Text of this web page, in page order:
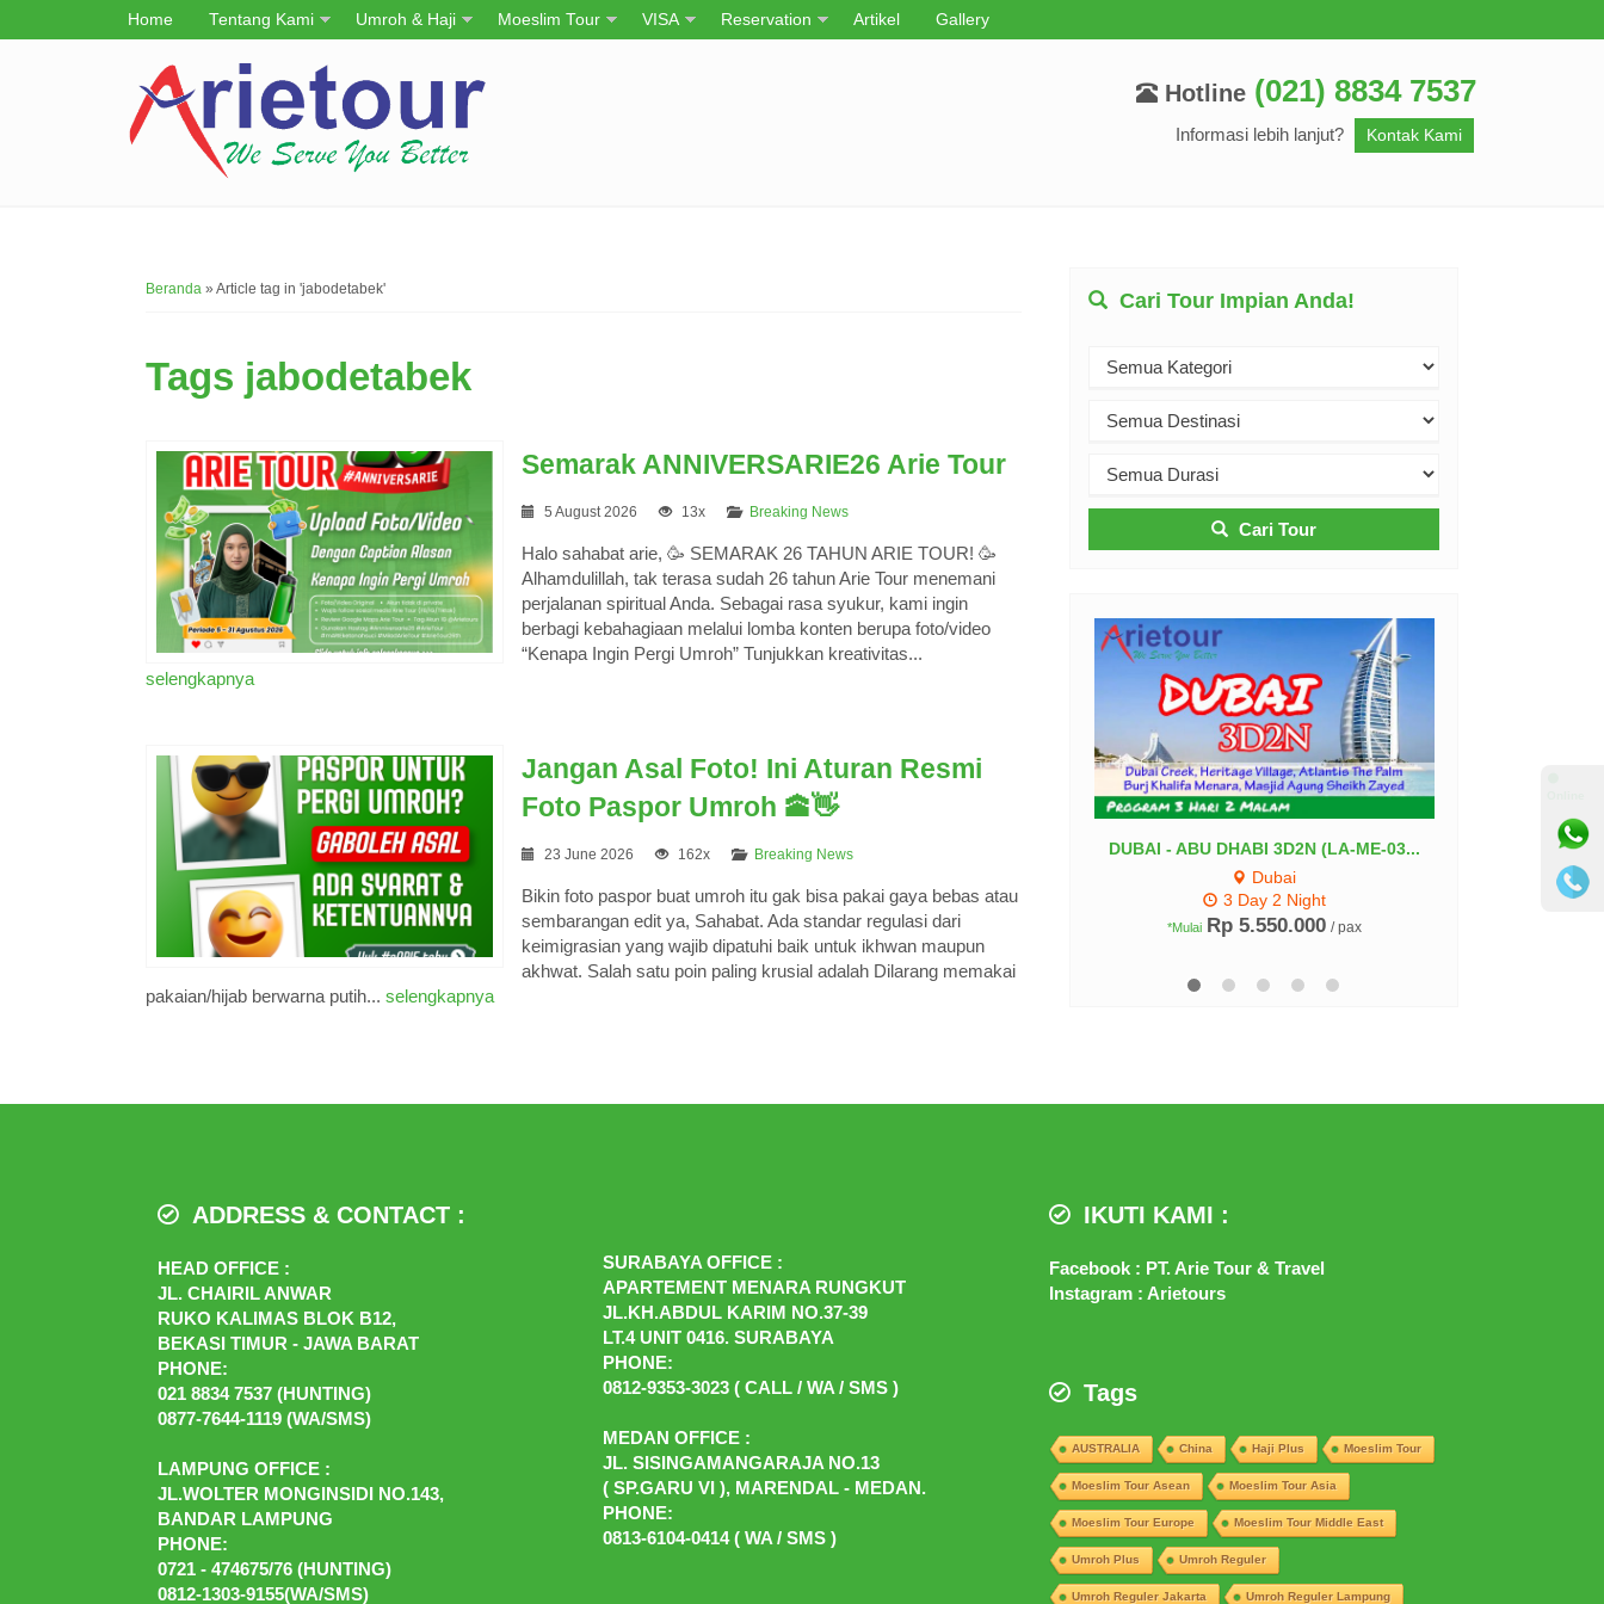
Home Tentang Kami Umroh & Haji Moeslim Tour VISA Reservation Artikel Gallery
Hotline (021) 8834 7537
Informasi lebih lanjut? Kontak Kami
Beranda » Article tag in 'jabodetabek'
Tags jabodetabek
Semarak ANNIVERSARIE26 Arie Tour
5 August 2026 13x Breaking News
Halo sahabat arie, 🥳 SEMARAK 26 TAHUN ARIE TOUR! 🥳
Alhamdulillah, tak terasa sudah 26 tahun Arie Tour menemani
perjalanan spiritual Anda. Sebagai rasa syukur, kami ingin
berbagi kebahagiaan melalui lomba konten berupa foto/video
“Kenapa Ingin Pergi Umroh” Tunjukkan kreativitas...
selengkapnya
Jangan Asal Foto! Ini Aturan Resmi
Foto Paspor Umroh 🕋👋
23 June 2026 162x Breaking News
Bikin foto paspor buat umroh itu gak bisa pakai gaya bebas atau
sembarangan edit ya, Sahabat. Ada standar regulasi dari
keimigrasian yang wajib dipatuhi baik untuk ikhwan maupun
akhwat. Salah satu poin paling krusial adalah Dilarang memakai
pakaian/hijab berwarna putih... selengkapnya
Cari Tour Impian Anda!
Cari Tour
DUBAI - ABU DHABI 3D2N (LA-ME-03...
Dubai
3 Day 2 Night
*Mulai Rp 5.550.000 / pax
Beautiful
ADDRESS & CONTACT :
HEAD OFFICE :
JL. CHAIRIL ANWAR
RUKO KALIMAS BLOK B12,
BEKASI TIMUR - JAWA BARAT
PHONE:
021 8834 7537 (HUNTING)
0877-7644-1119 (WA/SMS)
LAMPUNG OFFICE :
JL.WOLTER MONGINSIDI NO.143,
BANDAR LAMPUNG
PHONE:
0721 - 474675/76 (HUNTING)
0812-1303-9155(WA/SMS)
SURABAYA OFFICE :
APARTEMENT MENARA RUNGKUT
JL.KH.ABDUL KARIM NO.37-39
LT.4 UNIT 0416. SURABAYA
PHONE:
0812-9353-3023 ( CALL / WA / SMS )
MEDAN OFFICE :
JL. SISINGAMANGARAJA NO.13
( SP.GARU VI ), MARENDAL - MEDAN.
PHONE:
0813-6104-0414 ( WA / SMS )
IKUTI KAMI :
Facebook : PT. Arie Tour & Travel
Instagram : Arietours
Tags
AUSTRALIA China Haji Plus Moeslim Tour
Moeslim Tour Asean Moeslim Tour Asia
Moeslim Tour Europe Moeslim Tour Middle East
Umroh Plus Umroh Reguler
Umroh Reguler Jakarta Umroh Reguler Lampung